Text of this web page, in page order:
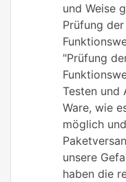
und Weise
Prüfung
"Prüfung
Testen und
Ware, wie
möglich
unsere
haben die